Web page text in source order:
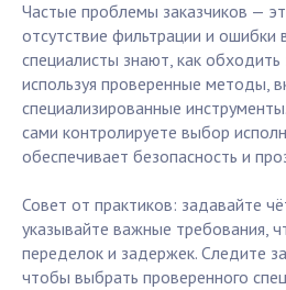
Частые проблемы заказчиков —
отсутствие фильтрации и ошибки
специалисты знают, как
используя проверенные методы,
специализированные
сами контролируете выбор
обеспечивает безопасность и
Совет от практиков: задавайте
указывайте важные требования,
переделок и задержек. Следите
чтобы выбрать проверенного